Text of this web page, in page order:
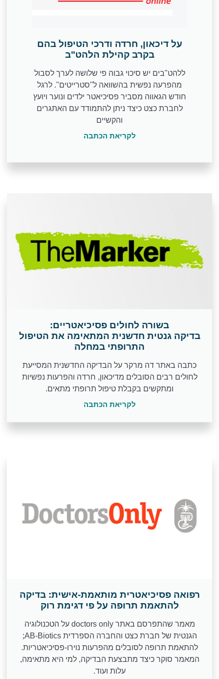
על דיכאון, חרדה ודרכי הטיפול בהם
בקרב קהילת הלהט"ב
ללהט"בים יש סיכוי גבוה פי שלושה לערך לסבול
מהפרעה נפשית בהשוואה ל"סטרייטים". לרגל
חודש הגאווה מסביר פסיכיאטר ילדים ונוער ויועץ
לחברת כצט כיצד ניתן להתמודד עם האתגרים
והקשיים
לקריאת הכתבה
בשורה לחולים פסיכיאטריים:
בדיקה גנטית חדשנית המתאימה את הטיפול
התרופתי במחלה
כתבה באתר דה מרקר על הבדיקה החדשנית המסייעת
לחולים רבים הסובלים מדיכאון, חרדה והפרעות נפשיות
ומתקשים בקבלת טיפול תרופתי מתאים.
לקריאת הכתבה
רפואה פסיכיאטרית מותאמת-אישית: בדיקה
להתאמת תרופה על פי דגימת רוק
מאמר שהתפרסם באתר doctors only על הטכנולוגיה
הגנטית של חברת כצט והחברה הספרדית AB-Biotics;
להתאמת תרופה לסובלים מהפרעות נוירו-פסיכיאטריות.
המאמר סוקר כיצד מתבצעת הבדיקה, למי היא מתאימה,
עלות ועוד.